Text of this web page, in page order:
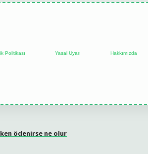
Politikası Yasal Uyarı Hakkımızda
ödenirse ne olur